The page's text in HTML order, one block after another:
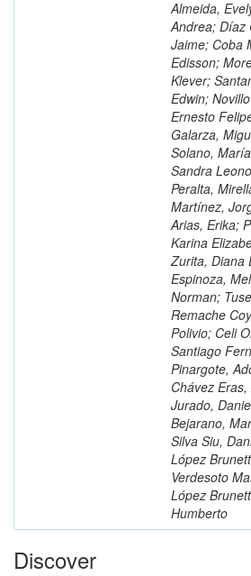
Almeida,
Andrea; Díaz
Jaime; Coba
Edisson;
Klever;
Edwin;
Ernesto
Galarza,
Solano,
Sandra
Peralta,
Martínez,
Arias, Erika;
Karina
Zurita, Diana
Espinoza,
Norman;
Remache
Polivio; Celi
Santiago
Pinargote,
Chávez
Jurado,
Bejarano,
Silva Siu,
López
Verdesoto
López
Humberto
Discover